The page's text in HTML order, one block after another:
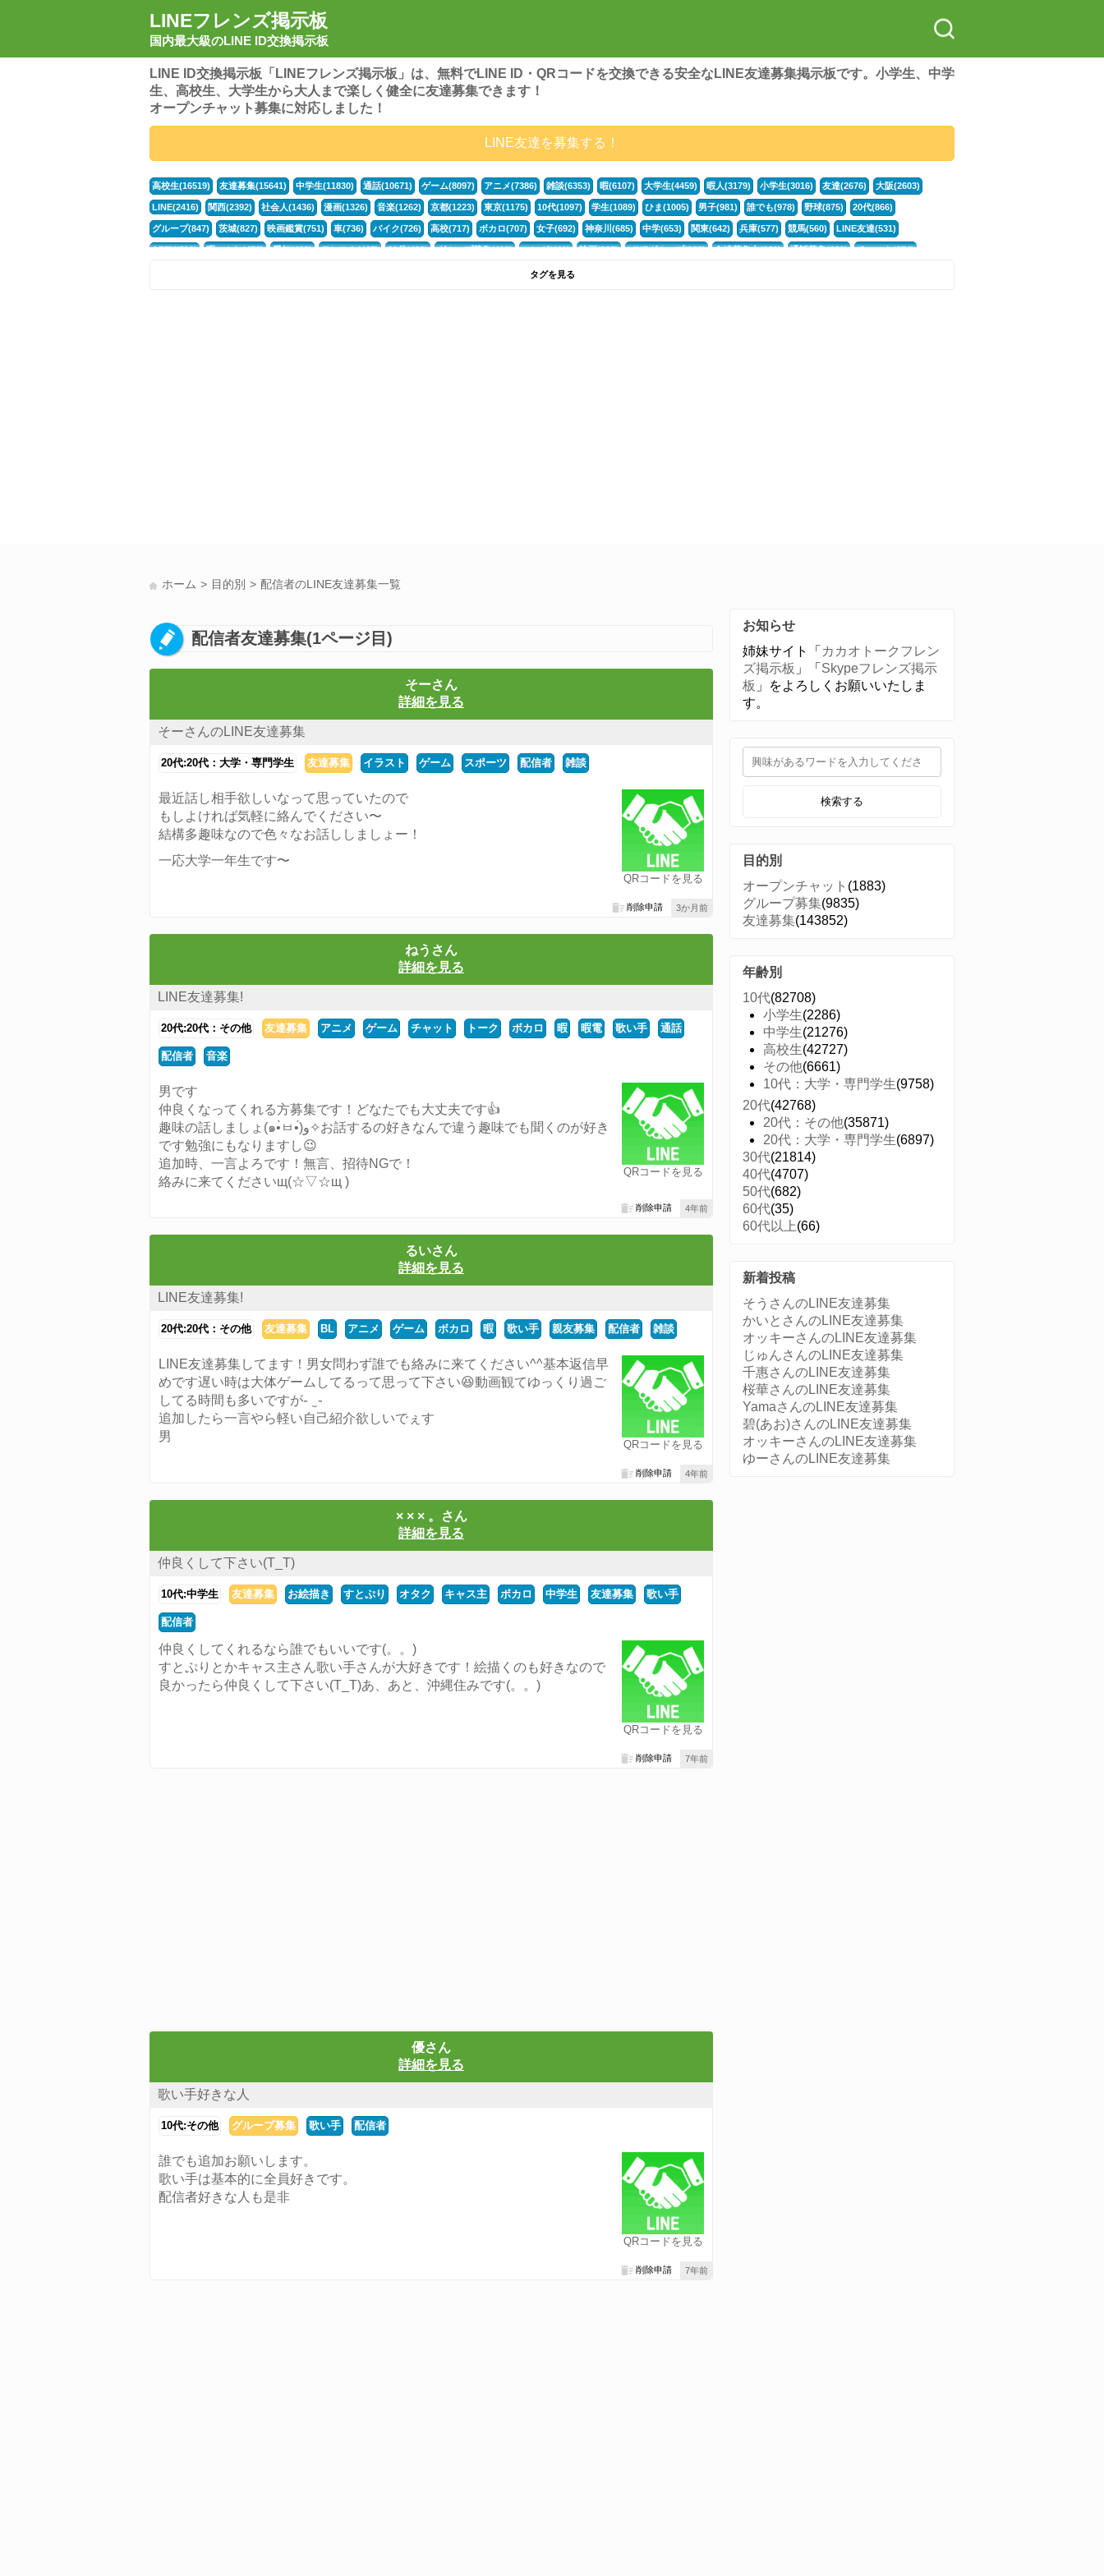
LINEフレンズ掲示板
国内最大級のLINE ID交換掲示板
LINE ID交換掲示板「LINEフレンズ掲示板」は、無料でLINE ID・QRコードを交換できる安全なLINE友達募集掲示板です。小学生、中学
生、高校生、大学生から大人まで楽しく健全に友達募集できます！
オープンチャット募集に対応しました！
LINE友達を募集する！
高校生(16519) 友達募集(15641) 中学生(11830) 通話(10671) ゲーム(8097) アニメ(7386) 雑談(6353) 暇(6107) 大学生(4459) 暇人(3179) 小学生(3016) 友達(2676) 大阪(2603)
LINE(2416) 関西(2392) 社会人(1436) 漫画(1326) 音楽(1262) 京都(1223) 東京(1175) 10代(1097) 学生(1089) ひま(1005) 男子(981) 誰でも(978) 野球(875) 20代(866)
グループ(847) 茨城(827) 映画鑑賞(751) 車(736) バイク(726) 高校(717) ボカロ(707) 女子(692) 神奈川(685) 中学(653) 関東(642) 兵庫(577) 競馬(560) LINE友達(531)
APEX(519) 暇つぶし(476) 愛知(468) モンスト(465) 30代(432) グループ募集(412) マンガ(401) 映画(395) LINEグループ(388) 友達募集中(382) 通話募集(381) チャット(374)
フォートナイト(320)
タグを見る
ホーム 目的別 配信者のLINE友達募集一覧
配信者友達募集(1ページ目)
そーさん
詳細を見る
そーさんのLINE友達募集
20代:20代：大学・専門学生 友達募集 イラスト ゲーム スポーツ 配信者 雑談
QRコードを見る
最近話し相手欲しいなって思っていたので
もしよければ気軽に絡んでください〜
結構多趣味なので色々なお話ししましょー！
一応大学一年生です〜
3か月前
削除申請
ねうさん
詳細を見る
LINE友達募集!
20代:20代：その他 友達募集 アニメ ゲーム チャット トーク ボカロ 暇 暇電 歌い手 通話
配信者 音楽
QRコードを見る
男です
仲良くなってくれる方募集です！どなたでも大丈夫です👍
趣味の話しましょ(๑•̀ㅂ•́)و✧お話するの好きなんで違う趣味でも聞くのが好き
です勉強にもなりますし😉
追加時、一言よろです！無言、招待NGで！
絡みに来てくださいщ(☆▽☆щ )
4年前
削除申請
るいさん
詳細を見る
LINE友達募集!
20代:20代：その他 友達募集 BL アニメ ゲーム ボカロ 暇 歌い手 親友募集 配信者 雑談
QRコードを見る
LINE友達募集してます！男女問わず誰でも絡みに来てください^^基本返信早
めです遅い時は大体ゲームしてるって思って下さい😆動画観てゆっくり過ご
してる時間も多いですが֊ ̫ ֊
追加したら一言やら軽い自己紹介欲しいでぇす
男
4年前
削除申請
× × × 。さん
詳細を見る
仲良くして下さい(T_T)
10代:中学生 友達募集 お絵描き すとぷり オタク キャス主 ボカロ 中学生 友達募集 歌い手
配信者
QRコードを見る
仲良くしてくれるなら誰でもいいです(。。)
すとぷりとかキャス主さん歌い手さんが大好きです！絵描くのも好きなので
良かったら仲良くして下さい(T_T)あ、あと、沖縄住みです(。。)
7年前
削除申請
優さん
詳細を見る
歌い手好きな人
10代:その他 グループ募集 歌い手 配信者
QRコードを見る
誰でも追加お願いします。
歌い手は基本的に全員好きです。
配信者好きな人も是非
7年前
削除申請
お知らせ
姉妹サイト「 カカオトークフレン
ズ掲示板 」「 Skypeフレンズ掲示
板 」をよろしくお願いいたしま
す。
検索する
目的別
オープンチャット (1883)
グループ募集(9835)
友達募集(143852)
年齢別
10代(82708)
小学生(2286)
中学生(21276)
高校生(42727)
その他(6661)
10代：大学・専門学生(9758)
20代(42768)
20代：その他(35871)
20代：大学・専門学生(6897)
30代(21814)
40代(4707)
50代(682)
60代(35)
60代以上(66)
新着投稿
そうさんのLINE友達募集
かいとさんのLINE友達募集
オッキーさんのLINE友達募集
じゅんさんのLINE友達募集
千惠さんのLINE友達募集
桜華さんのLINE友達募集
YamaさんのLINE友達募集
碧(あお)さんのLINE友達募集
オッキーさんのLINE友達募集
ゆーさんのLINE友達募集